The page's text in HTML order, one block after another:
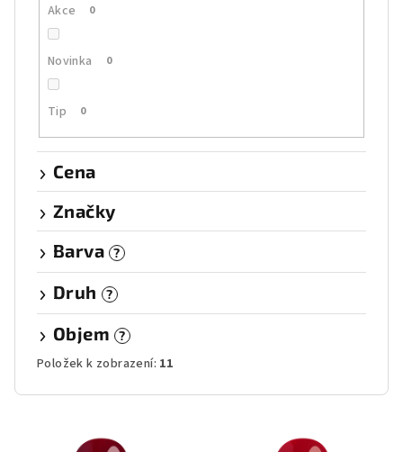
Akce 0
Novinka 0
Tip 0
Cena
Značky
Barva
?
Druh ?
Objem ?
Položek k zobrazení: 11